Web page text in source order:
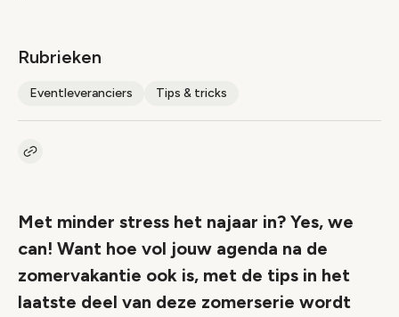
Rubrieken
Eventleveranciers Tips & tricks
Kopieer link naar artikel
Met minder stress het najaar in? Yes, we
can! Want hoe vol jouw agenda na de
zomervakantie ook is, met de tips in het
laatste deel van deze zomerserie wordt